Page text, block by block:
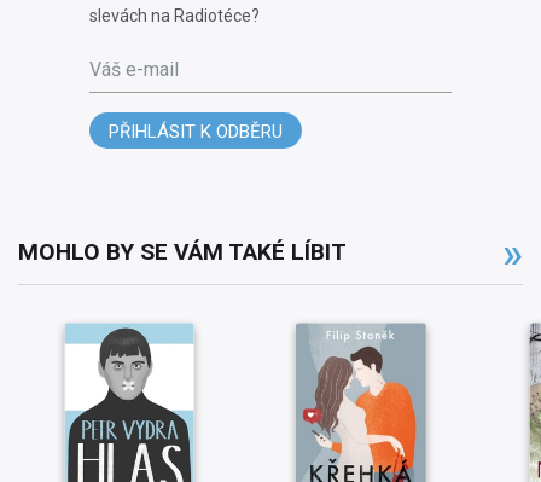
slevách na Radiotéce?
Váš e-mail
PŘIHLÁSIT K ODBĚRU
MOHLO BY SE VÁM TAKÉ LÍBIT